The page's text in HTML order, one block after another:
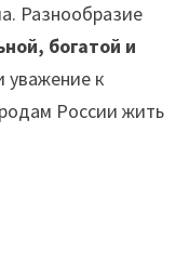
Разнообразие
богатой и
уважение к
России жить